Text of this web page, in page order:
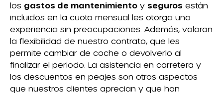
los gastos de mantenimiento y seguros están
incluidos en la cuota mensual les otorga una
experiencia sin preocupaciones. Además, valoran
la flexibilidad de nuestro contrato, que les
permite cambiar de coche o devolverlo al
finalizar el periodo. La asistencia en carretera y
los descuentos en peajes son otros aspectos
que nuestros clientes aprecian y que han